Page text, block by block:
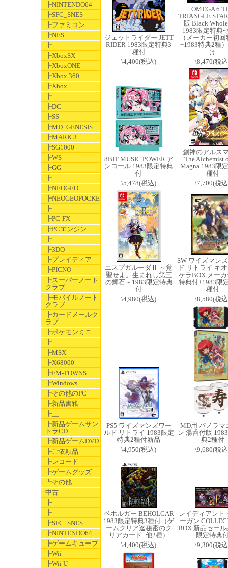
┣NINTENDO64
┣SFC_SNES
┣ファミコン
┣NES
┣
┣XboxSX
┣XboxONE
┣Xbox 360
┣Xbox
┣
┣DC
┣SS
┣MD_GENESIS
┣MARK 3
┣SG1000
┣WS
┣GG
┣
┣NEOGEO
┣NEOGEOPOCKET
┣
┣PC-FX
┣PCエンジン
┣
┣3DO
┣プレイディア
┣PICNO
┣スーパーノート
クラブ
┣モバイルノート
クラブ
┣カードメールク
ラブ
┣ポケモンミニ
┣
┣MSX
┣X68000
┣FM-TOWNS
┣Windows
┣その他のPC
┣新品書籍
┣__
┣新品ゲームサン
トラCD
┣新品ゲームDVD
┣ご依頼品
┣レコード
┣ゲームグッズ
┗その他
中古
┣
┣
┣SFC_SNES
┣NINTENDO64
┣ゲームキューブ
┣Wii
┣Wii U
ジェットライダー JETT
RIDER 1983限定特典3
種付
\4,400(税込)
OMEGA 6
TRIANGLE
版 Black
1983限定特典
（メーカー初
+1983特典2種
け
\8,470(税
8BIT MUSIC POWER ア
ンコール 1983限定特典
付
\5,478(税込)
創神のアルス
The Alchemist
Magna 1983限
種付
\7,700(税
エスプガルーダⅡ ～覚
聖せよ。生まれし第三
の輝石～1983限定特典
付
\4,980(税込)
SW ワイズマン
ド リトライ キ
ケラBOX メー
特典付+1983限
種付
\8,580(税
PS5 ワイズマンズワー
ルド リトライ 1983限定
特典2種付新品
\4,950(税込)
MD用 パノラマ
ン 湯呑付版
典2種付
\9,680(税
ベホルガー BEHOLGAR
1983限定特典3種付（ゲ
ームクリア迄秘密のク
リアカード+他2種）
\4,400(税込)
レイディアント
ーガン
BOX 新品セール
限定特典
\9,300(税